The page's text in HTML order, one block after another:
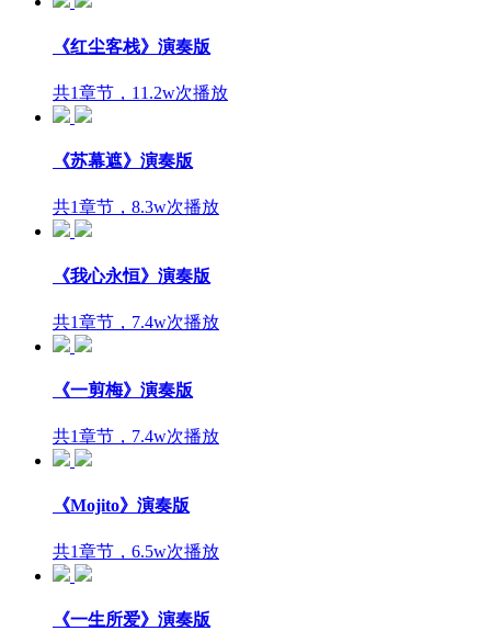
《红尘客栈》演奏版
共1章节，11.2w次播放
《苏幕遮》演奏版
共1章节，8.3w次播放
《我心永恒》演奏版
共1章节，7.4w次播放
《一剪梅》演奏版
共1章节，7.4w次播放
《Mojito》演奏版
共1章节，6.5w次播放
《一生所爱》演奏版